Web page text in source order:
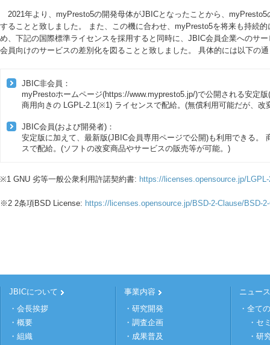
2021年より、myPresto5の開発母体がJBICとなったことから、
することと致しました。 また、この機に合わせ、myPresto5を将来も持続
め、下記の国際標準ライセンスを採用すると同時に、JBIC会員企業へのサ
会員向けのサービスの差別化を図ることと致しました。 具体的には以下の
JBIC非会員：
myPrestoホームページ(https://www.mypresto5.jp/)で公開される安定
商用向きの LGPL-2.1(※1) ライセンスで配給。(無償利用可能だが、改
JBIC会員(および開発者)：
安定版に加えて、最新版(JBIC会員専用ページで公開)も利用できる。
スで配給。(ソフトの改変商品やサービスの販売等が可能。)
※1 GNU 劣等一般公衆利用許諾契約書: https://licenses.opensource.jp/
※2 2条項BSD License: https://licenses.opensource.jp/BSD-2-Clause/BSD-
JBICについて
・会長挨拶
・概要
・組織
事業内容
・研究開発
・調査企画
・成果普及
ニュース
・全て
・セ
・研